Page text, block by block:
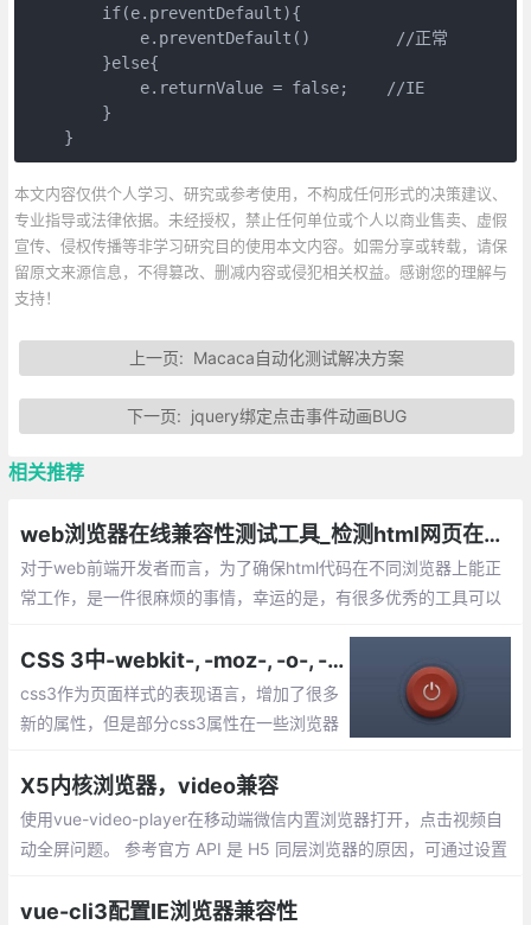
        if(e.preventDefault){
            e.preventDefault()         //正常
        }else{
            e.returnValue = false;    //IE
        }
    }
本文内容仅供个人学习、研究或参考使用，不构成任何形式的决策建议、
专业指导或法律依据。未经授权，禁止任何单位或个人以商业售卖、虚假
宣传、侵权传播等非学习研究目的使用本文内容。如需分享或转载，请保
留原文来源信息，不得篡改、删减内容或侵犯相关权益。感谢您的理解与
支持！
上一页: Macaca自动化测试解决方案
下一页: jquery绑定点击事件动画BUG
相关推荐
web浏览器在线兼容性测试工具_检测html网页在不同浏览器上的兼容问题
对于web前端开发者而言，为了确保html代码在不同浏览器上能正
常工作，是一件很麻烦的事情，幸运的是，有很多优秀的工具可以
浏览器在线兼容性测试工具。
CSS 3中-webkit-, -moz-, -o-, -ms-这些私有前缀的含义和兼容
css3作为页面样式的表现语言，增加了很多
新的属性，但是部分css3属性在一些浏览器
s3的样式，对应不同的浏览器内核需要不同
的前缀声明。
X5内核浏览器，video兼容
使用vue-video-player在移动端微信内置浏览器打开，点击视频自
动全屏问题。 参考官方 API 是 H5 同层浏览器的原因，可通过设置
vue-cli3配置IE浏览器兼容性